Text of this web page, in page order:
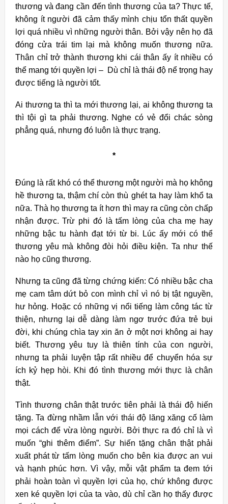
thương và đang cần đến tình thương của ta? Thực tế,
không ít người đã cảm thấy mình chịu tổn thất quyền
lợi quá nhiều vì những người thân. Bởi vậy nên họ đã
đóng cửa trái tim lại mà không muốn thương nữa.
Thân chỉ trở thành thương khi cái thân ấy ít nhiều có
thể mang tới quyền lợi – Dù chỉ là thái độ nể trọng hay
được tiếng là người tốt.
Ai thương ta thì ta mới thương lại, ai không thương ta
thì tội gì ta phải thương. Nghe có vẻ đổi chác sòng
phẳng quá, nhưng đó luôn là thực trạng.
*
Đúng là rất khó có thể thương một người mà họ không
hề thương ta, thậm chí còn thù ghét ta hay làm khổ ta
nữa. Thà họ thương ta ít hơn thì may ra cũng còn chấp
nhận được. Trừ phi đó là tấm lòng của cha mẹ hay
những bậc tu hành đạt tới từ bi. Lúc ấy mới có thể
thương yêu mà không đòi hỏi điều kiện. Ta như thế
nào họ cũng thương.
Nhưng ta cũng đã từng chứng kiến: Có nhiều bậc cha
mẹ cam tâm dứt bỏ con mình chỉ vì nó bị tật nguyền,
hư hỏng. Hoặc có những vị nổi tiếng làm công tác từ
thiện, nhưng lại dễ dàng làm ngơ trước đứa trẻ bụi
đời, khi chúng chìa tay xin ăn ở một nơi không ai hay
biết. Thương yêu tuy là thiên tính của con người,
nhưng ta phải luyện tập rất nhiều để chuyển hóa sự
ích kỷ hẹp hòi. Khi đó tình thương mới thực là chân
thật.
Tình thương chân thật trước tiên phải là thái độ hiến
tặng. Ta đừng nhầm lẫn với thái độ lăng xăng cố làm
mọi cách để vừa lòng người. Bởi thực ra đó chỉ là vì
muốn “ghi thêm điểm”. Sự hiến tặng chân thật phải
xuất phát từ tấm lòng muốn cho bên kia được an vui
và hạnh phúc hơn. Vì vậy, mỗi vật phẩm ta đem tới
phải hoàn toàn vì quyền lợi của họ, chứ không được
xen ké quyền lợi của ta vào, dù chỉ cần họ thấy được